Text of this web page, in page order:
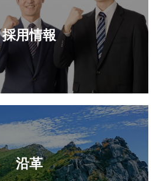
採用情報
沿革